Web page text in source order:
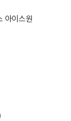
아이스원